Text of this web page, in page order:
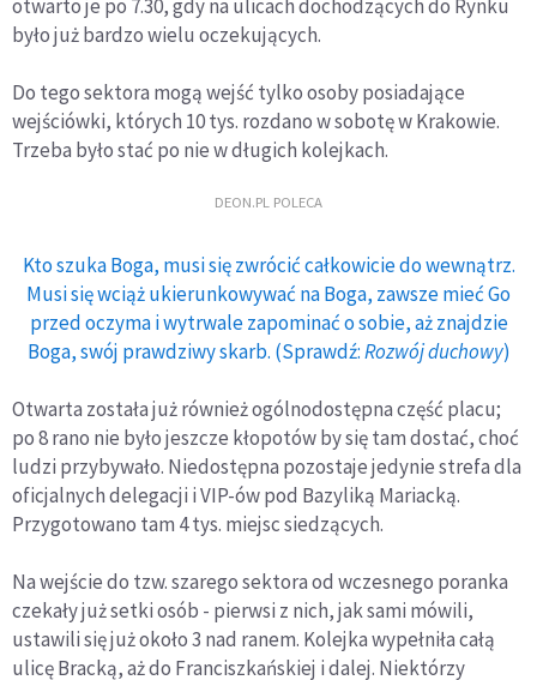
otwarto je po 7.30, gdy na ulicach dochodzących do Rynku
było już bardzo wielu oczekujących.
Do tego sektora mogą wejść tylko osoby posiadające
wejściówki, których 10 tys. rozdano w sobotę w Krakowie.
Trzeba było stać po nie w długich kolejkach.
DEON.PL POLECA
Kto szuka Boga, musi się zwrócić całkowicie do wewnątrz.
Musi się wciąż ukierunkowywać na Boga, zawsze mieć Go
przed oczyma i wytrwale zapominać o sobie, aż znajdzie
Boga, swój prawdziwy skarb. (Sprawdź:Rozwój duchowy)
Otwarta została już również ogólnodostępna część placu;
po 8 rano nie było jeszcze kłopotów by się tam dostać, choć
ludzi przybywało. Niedostępna pozostaje jedynie strefa dla
oficjalnych delegacji i VIP-ów pod Bazyliką Mariacką.
Przygotowano tam 4 tys. miejsc siedzących.
Na wejście do tzw. szarego sektora od wczesnego poranka
czekały już setki osób - pierwsi z nich, jak sami mówili,
ustawili się już około 3 nad ranem. Kolejka wypełniła całą
ulicę Bracką, aż do Franciszkańskiej i dalej. Niektórzy